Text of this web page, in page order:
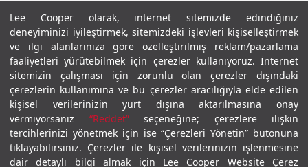
Lee Cooper olarak, internet sitemizde edindiğiniz
deneyiminizi iyileştirmek, sitemizdeki işlevleri kişiselleştirmek
ve ilgi alanlarınıza göre özelleştirilmiş reklam/pazarlama
faaliyetleri yürütebilmek için çerezler kullanıyoruz. İnternet
sitemizin çalışması için zorunlu olan çerezler dışındaki
çerezlerin kullanımına ve bu çerezler aracılığıyla elde edilen
kişisel verilerinizin yurt dışına aktarılmasına onay
vermiyorsanız “Reddet”seçeneğine; çerezlere ilişkin
tercihlerinizi yönetmek için ise “Çerezleri Yönetin” butonuna
tıklayabilirsiniz. Çerezler ile kişisel verilerinizin işlenmesine
dair detaylı bilgi almak için Lee Cooper Website Çerez
Gizlilik PolitikasıÇerez Politikası KVKK Aydınlatma MetniŞartlar ve Koşullar
© 2026 Leecooper - Tüm Hakları Saklıdır.